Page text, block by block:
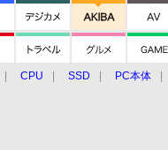
CPU SSD PC本体